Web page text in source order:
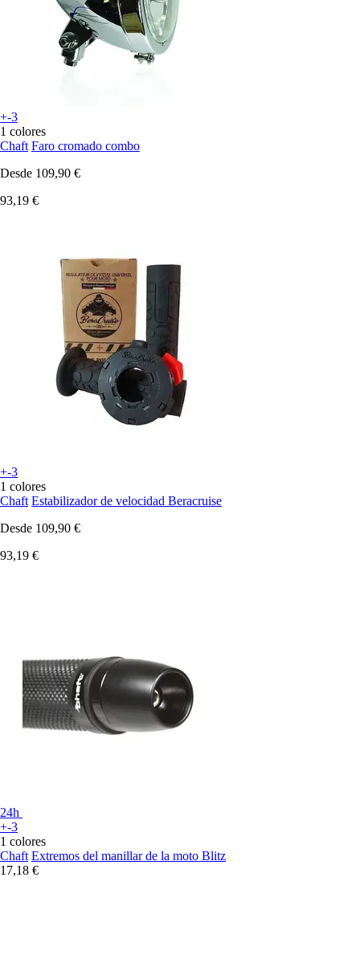
+-3
1 colores
Chaft Faro cromado combo
Desde 109,90 €
93,19 €
+-3
1 colores
Chaft Estabilizador de velocidad Beracruise
Desde 109,90 €
93,19 €
24h
+-3
1 colores
Chaft Extremos del manillar de la moto Blitz
17,18 €